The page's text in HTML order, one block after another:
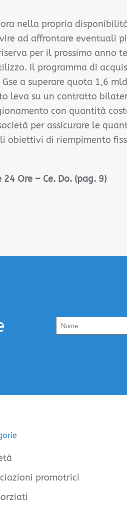
nella propria
ad affrontare eventuali
per il prossimo anno
Il programma di
a superare quota 1,6
leva su un contratto
con quantità
per assicurare le
obiettivi di riempimento
24 Ore – Ce. Do. (pag. 9)
promotrici